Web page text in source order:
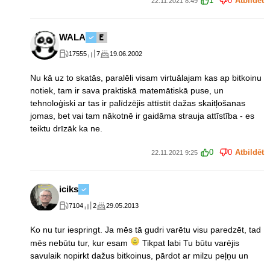
WALA
17555 7 19.06.2002
Nu kā uz to skatās, paralēli visam virtuālajam kas ap bitkoinu
notiek, tam ir sava praktiskā matemātiskā puse, un
tehnoloģiski ar tas ir palīdzējis attīstīt dažas skaitļošanas
jomas, bet vai tam nākotnē ir gaidāma strauja attīstība - es
teiktu drīzāk ka ne.
22.11.2021 9:25 0 0 Atbildēt
iciks
7104 2 29.05.2013
Ko nu tur iespringt. Ja mēs tā gudri varētu visu paredzēt, tad
mēs nebūtu tur, kur esam
Tikpat labi Tu būtu varējis
savulaik nopirkt dažus bitkoinus, pārdot ar milzu peļņu un